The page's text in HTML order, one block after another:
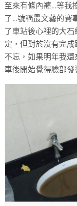
至來有條內褲…等我
了…號稱最文藝的賽
了車站後心裡的大
定，但對於沒有完
不忘，如果明年我
車後開始覺得臉部